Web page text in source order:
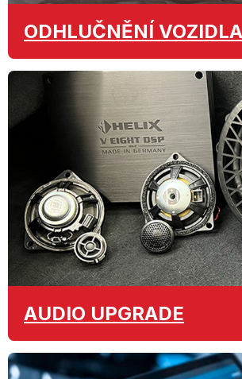
ODHLUČNĚNÍ VOZIDLA
AUDIO UPGRADE